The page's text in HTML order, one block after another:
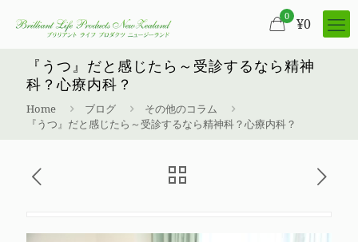
0 ¥0
『うつ』だと感じたら～受診するなら精神
科？心療内科？
Home ブログ
その他のコラム
『うつ』だと感じたら～受診するなら精神科？心療内科？